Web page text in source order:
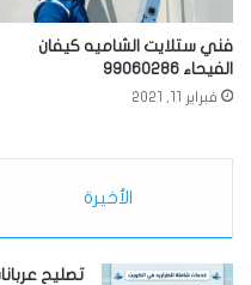
فني ستلايت الشاميه كيفان
الفيحاء 99060286
فبراير 11, 2021
الأخيرة
تصليح